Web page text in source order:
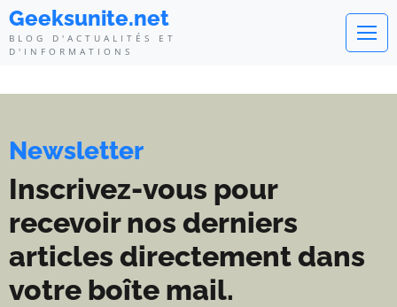
Geeksunite.net - Blog
Geeksunite.net
BLOG D'ACTUALITÉS ET
D'INFORMATIONS
Newsletter
Inscrivez-vous pour
recevoir nos derniers
articles directement dans
votre boîte mail.